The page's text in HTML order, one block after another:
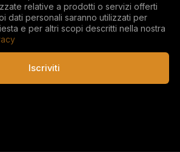
relative a prodotti o servizi offerti
dati personali saranno utilizzati per
e per altri scopi descritti nella nostra
Iscriviti